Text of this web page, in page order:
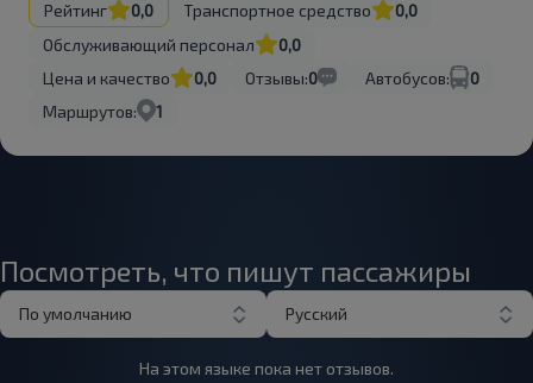
Рейтинг 0,0 Транспортное средство
0,0
Обслуживающий персонал
0,0
Цена и качество
0,0 Отзывы:0 Автобусов:
0
Маршрутов:
1
Посмотреть, что пишут пассажиры
По умолчанию Русский
На этом языке пока нет отзывов.